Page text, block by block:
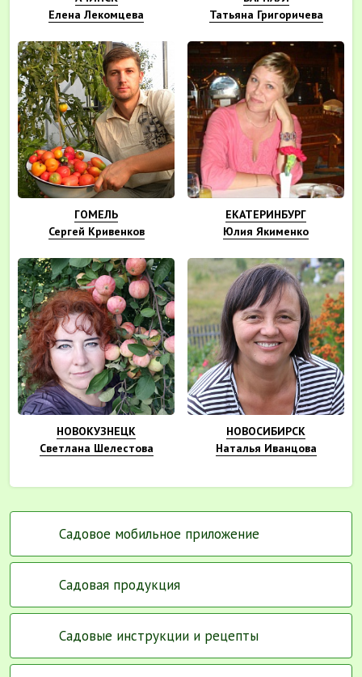
Елена Лекомцева
Татьяна Григоричева
ГОМЕЛЬ
Сергей Кривенков
ЕКАТЕРИНБУРГ
Юлия Якименко
НОВОКУЗНЕЦК
Светлана Шелестова
НОВОСИБИРСК
Наталья Иванцова
Садовое мобильное приложение
Садовая продукция
Садовые инструкции и рецепты